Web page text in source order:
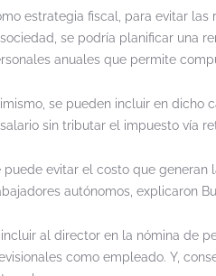
estrategia fiscal, para evitar
sociedad, se podría planificar una
anuales que permite
se pueden incluir en dicho
sin tributar el impuesto vía
puede evitar el costo que generan
autónomos, explicaron
al director en la nómina de
como empleado. Y,